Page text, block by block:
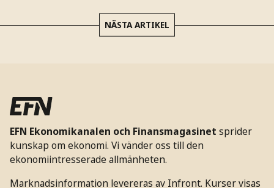
NÄSTA ARTIKEL
EFN Ekonomikanalen och Finansmagasinet sprider
kunskap om ekonomi. Vi vänder oss till den
ekonomiintresserade allmänheten.
Marknadsinformation levereras av Infront. Kurser visas